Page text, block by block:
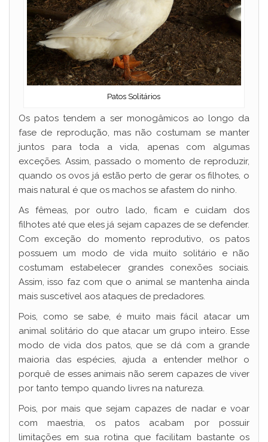
Patos Solitários
Os patos tendem a ser monogâmicos ao longo da
fase de reprodução, mas não costumam se manter
juntos para toda a vida, apenas com algumas
exceções. Assim, passado o momento de reproduzir,
quando os ovos já estão perto de gerar os filhotes, o
mais natural é que os machos se afastem do ninho.
As fêmeas, por outro lado, ficam e cuidam dos
filhotes até que eles já sejam capazes de se defender.
Com exceção do momento reprodutivo, os patos
possuem um modo de vida muito solitário e não
costumam estabelecer grandes conexões sociais.
Assim, isso faz com que o animal se mantenha ainda
mais suscetível aos ataques de predadores.
Pois, como se sabe, é muito mais fácil atacar um
animal solitário do que atacar um grupo inteiro. Esse
modo de vida dos patos, que se dá com a grande
maioria das espécies, ajuda a entender melhor o
porquê de esses animais não serem capazes de viver
por tanto tempo quando livres na natureza.
Pois, por mais que sejam capazes de nadar e voar
com maestria, os patos acabam por possuir
limitações em sua rotina que facilitam bastante os